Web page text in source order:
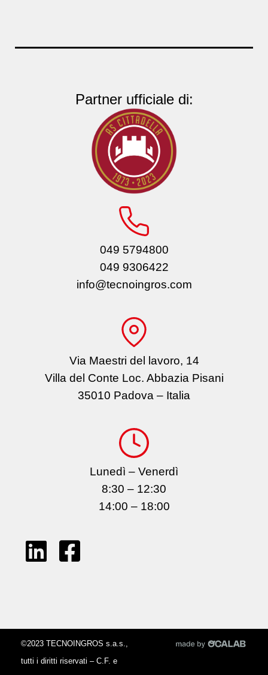
Partner ufficiale di:
049 5794800
049 9306422
info@tecnoingros.com
Via Maestri del lavoro, 14
Villa del Conte Loc. Abbazia Pisani
35010 Padova – Italia
Lunedì – Venerdì
8:30 – 12:30
14:00 – 18:00
©2023 TECNOINGROS s.a.s.,
tutti i diritti riservati – C.F. e